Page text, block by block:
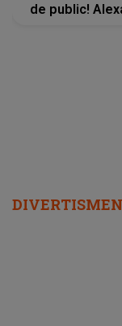
de public!